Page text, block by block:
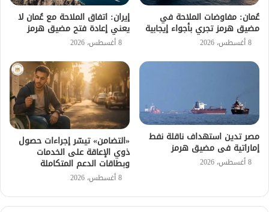
عُمان: مفاوضات الملاحة في
مضيق هرمز تجري بأجواء إيجابية
8 أغسطس، 2026
إيران: اتفاق الملاحة مع عُمان لا
يعني إعادة فتح مضيق هرمز
8 أغسطس، 2026
مصر تدين استهداف ناقلة نفط
إماراتية فى مضيق هرمز
8 أغسطس، 2026
«التضامن» تيسّر إجراءات حصول
ذوي الإعاقة على الخدمات
وبطاقات الدعم المتكاملة
8 أغسطس، 2026